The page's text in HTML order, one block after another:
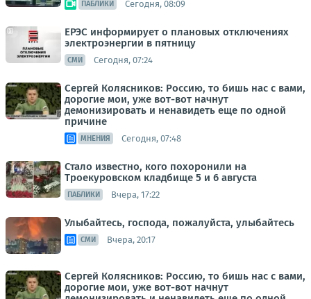
ПАБЛИКИ Сегодня, 08:09
ЕРЭС информирует о плановых отключениях
электроэнергии в пятницу
СМИ Сегодня, 07:24
Сергей Колясников: Россию, то бишь нас с вами,
дорогие мои, уже вот-вот начнут
демонизировать и ненавидеть еще по одной
причине
МНЕНИЯ Сегодня, 07:48
Стало известно, кого похоронили на
Троекуровском кладбище 5 и 6 августа
ПАБЛИКИ Вчера, 17:22
Улыбайтесь, господа, пожалуйста, улыбайтесь
СМИ Вчера, 20:17
Сергей Колясников: Россию, то бишь нас с вами,
дорогие мои, уже вот-вот начнут